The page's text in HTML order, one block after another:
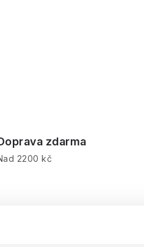
zdarma
2200 kč